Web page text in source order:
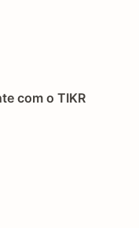
com o TIKR